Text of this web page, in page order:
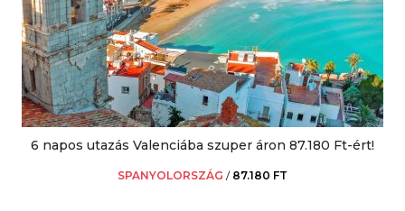
6 napos utazás Valenciába szuper áron 87.180 Ft-ért!
SPANYOLORSZÁG / 87.180 FT